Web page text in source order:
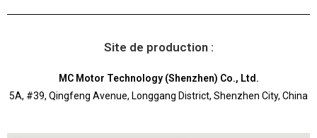
Site de production :
MC Motor Technology (Shenzhen) Co., Ltd.
5A, #39, Qingfeng Avenue, Longgang District, Shenzhen City, China